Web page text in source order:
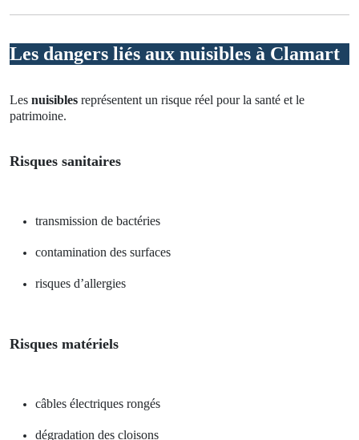
Les dangers liés aux nuisibles à Clamart
Les nuisibles représentent un risque réel pour la santé et le
patrimoine.
Risques sanitaires
transmission de bactéries
contamination des surfaces
risques d’allergies
Risques matériels
câbles électriques rongés
dégradation des cloisons